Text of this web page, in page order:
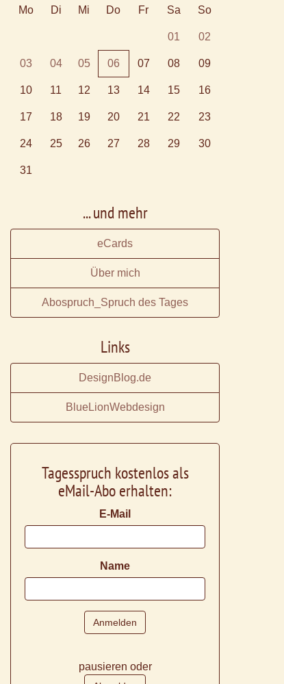
Mo Di Mi Do Fr Sa So
01 02
03 04 05 06 07 08 09
10 11 12 13 14 15 16
17 18 19 20 21 22 23
24 25 26 27 28 29 30
31
... und mehr
eCards
Über mich
Abospruch_Spruch des Tages
Links
DesignBlog.de
BlueLionWebdesign
Tagesspruch kostenlos als
eMail-Abo erhalten:
E-Mail
Name
pausieren oder